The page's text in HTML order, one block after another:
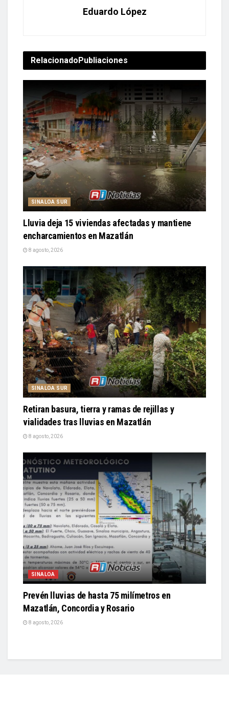
Eduardo López
Relacionado Publiaciones
SINALOA SUR
Lluvia deja 15 viviendas afectadas y mantiene
encharcamientos en Mazatlán
8 agosto, 2026
SINALOA SUR
Retiran basura, tierra y ramas de rejillas y
vialidades tras lluvias en Mazatlán
8 agosto, 2026
SINALOA
Prevén lluvias de hasta 75 milímetros en
Mazatlán, Concordia y Rosario
8 agosto, 2026